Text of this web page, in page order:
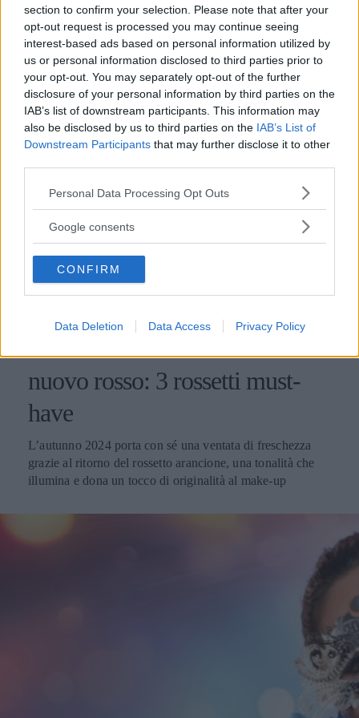
section to confirm your selection. Please note that after your
opt-out request is processed you may continue seeing
interest-based ads based on personal information utilized by
us or personal information disclosed to third parties prior to
your opt-out. You may separately opt-out of the further
disclosure of your personal information by third parties on the
IAB’s list of downstream participants. This information may
also be disclosed by us to third parties on the IAB’s List of
Downstream Participants that may further disclose it to other
Please note that this website/app uses one or more Google
not limited to your visit or usage behaviour. You may click to
use your data for below specified purposes in below Google
consent section.
Personal Data Processing Opt Outs
Google consents
CONFIRM
Data Deletion Data Access Privacy Policy
si è trattato davvero di esaltare le curve con cambiamenti
drastici come il BBL (Brasilian Butt Lift) - spiega a Vanity
Fair Steven Williams, chirurgo plastico certificato in
California ed ex presidente della American Society of
Plastic Surgeons - ora c'è il concetto di apparire meno
artificiale e un cambiamento nell'estetica verso forma un
po' meno sinuose [...] ora che le persone hanno uno
strumento efficace per perdere peso, c’è un ripensamento
complessivo delle curve e della silhouette". C'è un
ai miei pazienti che per ottenere il massimo da un
10-15 chili dopo la procedura, il risultato potrebbe non
mantenere un peso stabile, prima di decidere di sottoporsi a
qualunque tipo di intervento estetico.
L'arancione sulle labbra è il
nuovo rosso: 3 rossetti must-
have
L’autunno 2024 porta con sé una ventata di freschezza
grazie al ritorno del rossetto arancione, una tonalità che
illumina e dona un tocco di originalità al make-up